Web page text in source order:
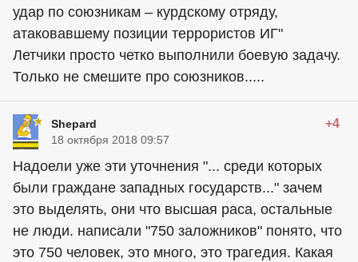
удар по союзникам – курдскому отряду,
атаковавшему позиции террористов ИГ"
Летчики просто четко выполнили боевую задачу.
Только не смешите про союзников.....
Shepard +4
18 октября 2018 09:57
Надоели уже эти уточнения "... среди которых
были граждане западных государств..." зачем
это выделять, они что высшая раса, остальные
не люди. написали "750 заложников" понято, что
это 750 человек, это много, это трагедия. Какая